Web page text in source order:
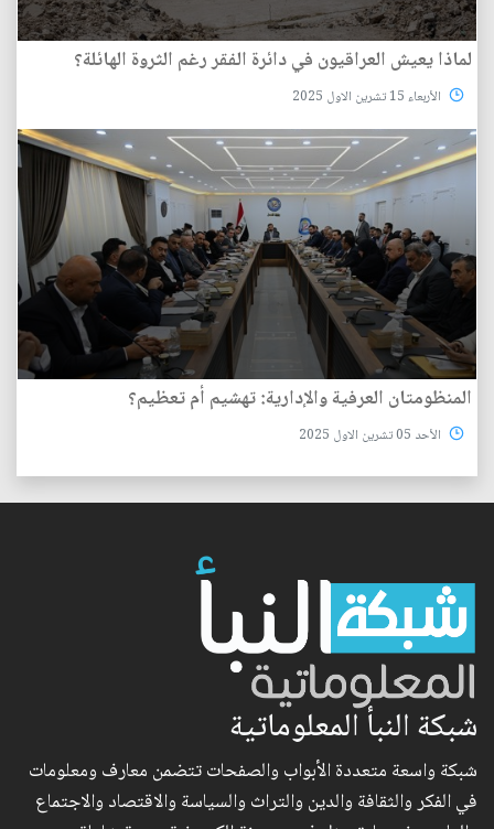
لماذا يعيش العراقيون في دائرة الفقر رغم الثروة الهائلة؟
الأربعاء 15 تشرين الاول 2025
المنظومتان العرفية والإدارية: تهشيم أم تعظيم؟
الأحد 05 تشرين الاول 2025
شبكة النبأ المعلوماتية
شبكة واسعة متعددة الأبواب والصفحات تتضمن معارف ومعلومات
في الفكر والثقافة والدين والتراث والسياسة والاقتصاد والاجتماع